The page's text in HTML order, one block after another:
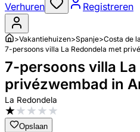
Verhuren Registreren
>Vakantiehuizen>Spanje>Costa de
7-persoons villa La Redondela met
7-persoons villa
privézwembad in
La Redondela
★★★★★
Opslaan